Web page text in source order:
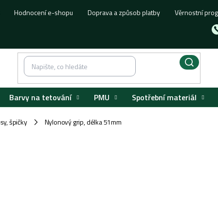
Hodnocení e-shopu Doprava a způsob platby Věrnostní
Barvy na tetování PMU Spotřební materiál
špičky / Nylonový grip, délka 51mm